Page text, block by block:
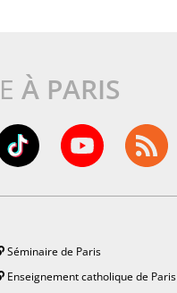
À PARIS
Séminaire de Paris
Enseignement catholique de Paris